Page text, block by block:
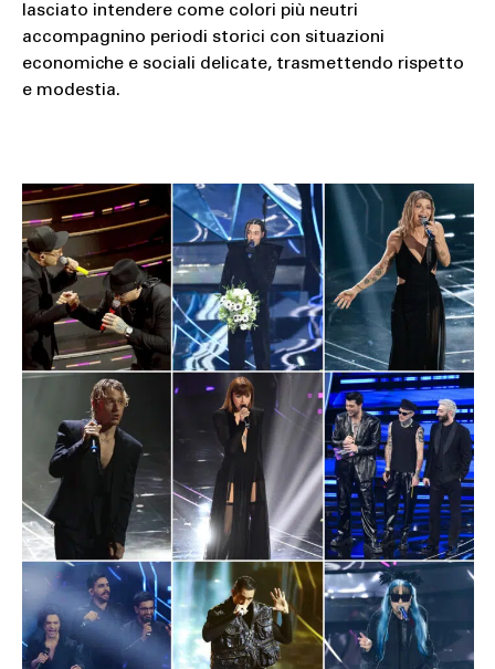
lasciato intendere come colori più neutri
accompagnino periodi storici con situazioni
economiche e sociali delicate, trasmettendo rispetto
e modestia.